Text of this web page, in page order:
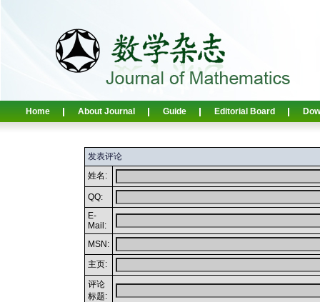
Home About Journal Guide Editorial Board
发表评论
姓名:
QQ:
E-
Mail:
MSN:
主页:
评论
标题: